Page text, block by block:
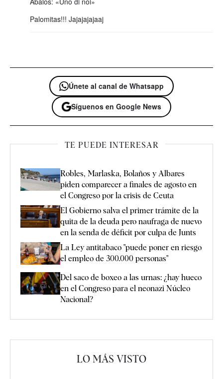
Palomitas!!! Jajajajajaaj
Únete al canal de Whatsapp
Síguenos en Google News
TE PUEDE INTERESAR
Robles, Marlaska, Bolaños y Albares
piden comparecer a finales de agosto en
el Congreso por la crisis de Ceuta
El Gobierno salva el primer trámite de la
quita de la deuda pero naufraga de nuevo
en la senda de déficit por culpa de Junts
La Ley antitabaco "puede poner en riesgo
el empleo de 300.000 personas"
Del saco de boxeo a las urnas: ¿hay hueco
en el Congreso para el neonazi Núcleo
Nacional?
LO MÁS VISTO